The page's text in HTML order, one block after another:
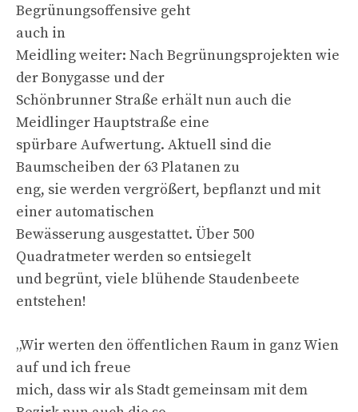
Begrünungsoffensive geht
auch in
Meidling weiter: Nach Begrünungsprojekten wie
der Bonygasse und der
Schönbrunner Straße erhält nun auch die
Meidlinger Hauptstraße eine
spürbare Aufwertung. Aktuell sind die
Baumscheiben der 63 Platanen zu
eng, sie werden vergrößert, bepflanzt und mit
einer automatischen
Bewässerung ausgestattet. Über 500
Quadratmeter werden so entsiegelt
und begrünt, viele blühende Staudenbeete
entstehen!
„Wir werten den öffentlichen Raum in ganz Wien
auf und ich freue
mich, dass wir als Stadt gemeinsam mit dem